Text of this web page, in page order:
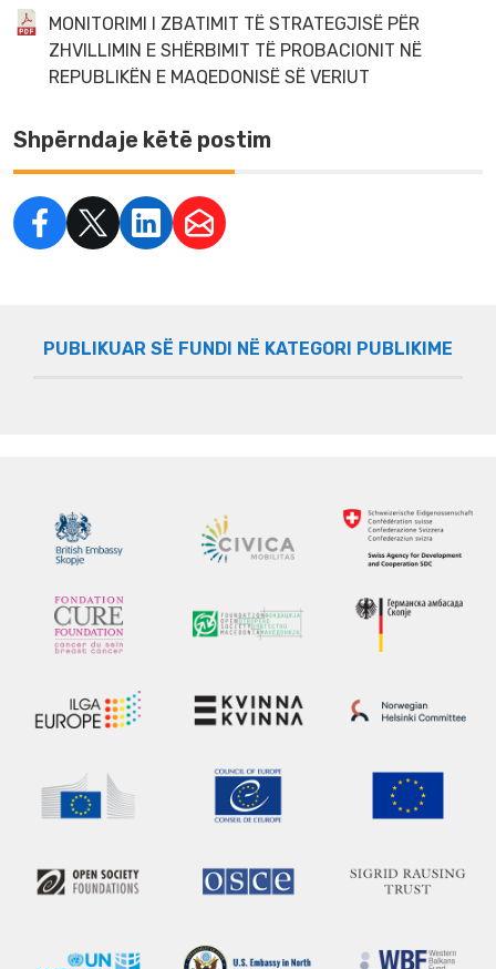
MONITORIMI I ZBATIMIT TË STRATEGJISË PËR
ZHVILLIMIN E SHËRBIMIT TË PROBACIONIT NË
REPUBLIKËN E MAQEDONISË SË VERIUT
Shpërndaje këtë postim
PUBLIKUAR SË FUNDI NË KATEGORI PUBLIKIME